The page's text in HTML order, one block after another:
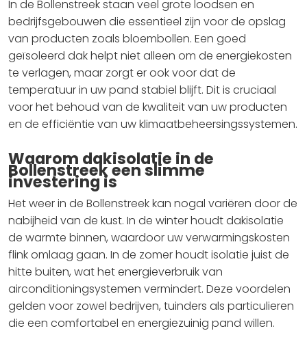
In de Bollenstreek staan veel grote loodsen en
bedrijfsgebouwen die essentieel zijn voor de opslag
van producten zoals bloembollen. Een goed
geïsoleerd dak helpt niet alleen om de energiekosten
te verlagen, maar zorgt er ook voor dat de
temperatuur in uw pand stabiel blijft. Dit is cruciaal
voor het behoud van de kwaliteit van uw producten
en de efficiëntie van uw klimaatbeheersingssystemen.
Waarom dakisolatie in de
Bollenstreek een slimme
investering is
Het weer in de Bollenstreek kan nogal variëren door de
nabijheid van de kust. In de winter houdt dakisolatie
de warmte binnen, waardoor uw verwarmingskosten
flink omlaag gaan. In de zomer houdt isolatie juist de
hitte buiten, wat het energieverbruik van
airconditioningsystemen vermindert. Deze voordelen
gelden voor zowel bedrijven, tuinders als particulieren
die een comfortabel en energiezuinig pand willen.